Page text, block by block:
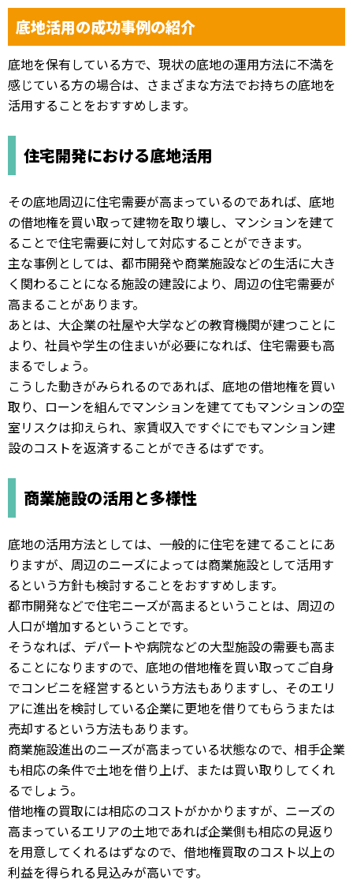
底地活用の成功事例の紹介
底地を保有している方で、現状の底地の運用方法に不満を
感じている方の場合は、さまざまな方法でお持ちの底地を
活用することをおすすめします。
住宅開発における底地活用
その底地周辺に住宅需要が高まっているのであれば、底地
の借地権を買い取って建物を取り壊し、マンションを建て
ることで住宅需要に対して対応することができます。
主な事例としては、都市開発や商業施設などの生活に大き
く関わることになる施設の建設により、周辺の住宅需要が
高まることがあります。
あとは、大企業の社屋や大学などの教育機関が建つことに
より、社員や学生の住まいが必要になれば、住宅需要も高
まるでしょう。
こうした動きがみられるのであれば、底地の借地権を買い
取り、ローンを組んでマンションを建ててもマンションの空
室リスクは抑えられ、家賃収入ですぐにでもマンション建
設のコストを返済することができるはずです。
商業施設の活用と多様性
底地の活用方法としては、一般的に住宅を建てることにあ
りますが、周辺のニーズによっては商業施設として活用す
るという方針も検討することをおすすめします。
都市開発などで住宅ニーズが高まるということは、周辺の
人口が増加するということです。
そうなれば、デパートや病院などの大型施設の需要も高ま
ることになりますので、底地の借地権を買い取ってご自身
でコンビニを経営するという方法もありますし、そのエリ
アに進出を検討している企業に更地を借りてもらうまたは
売却するという方法もあります。
商業施設進出のニーズが高まっている状態なので、相手企業
も相応の条件で土地を借り上げ、または買い取りしてくれ
るでしょう。
借地権の買取には相応のコストがかかりますが、ニーズの
高まっているエリアの土地であれば企業側も相応の見返り
を用意してくれるはずなので、借地権買取のコスト以上の
利益を得られる見込みが高いです。